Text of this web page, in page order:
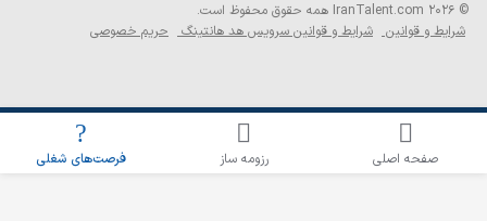
اطلاع‌رسانی شغلی را برای این جستجو فعال کنید
© 2026 IranTalent.com
همه حقوق محفوظ است.
شرایط و قوانین شرایط و قوانین سرویس هد هانتینگ حریم خصوصی
صفحه اصلی رزومه ساز فرصت‌های شغلی